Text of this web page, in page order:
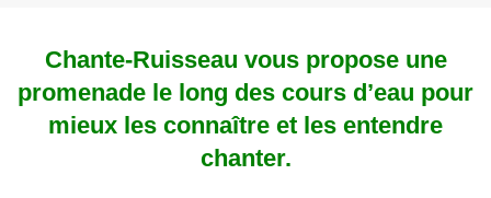
Chante-Ruisseau vous propose une
promenade le long des cours d’eau pour
mieux les connaître et les entendre
chanter.